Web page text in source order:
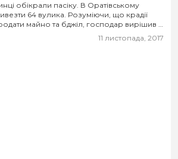
обікрали пасіку. В Оратівському
64 вулика. Розуміючи, що крадії
майно та бджіл, господар вирішив їх
11 листопада, 2017